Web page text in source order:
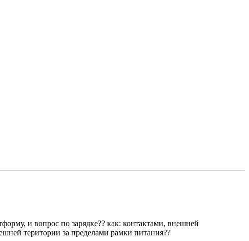
и вопрос по зарядке?? как: контактами, внешней
територии за пределами рамки питания??